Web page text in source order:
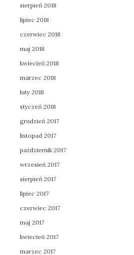
sierpień 2018
lipiec 2018
czerwiec 2018
maj 2018
kwiecień 2018
marzec 2018
luty 2018
styczeń 2018
grudzień 2017
listopad 2017
październik 2017
wrzesień 2017
sierpień 2017
lipiec 2017
czerwiec 2017
maj 2017
kwiecień 2017
marzec 2017